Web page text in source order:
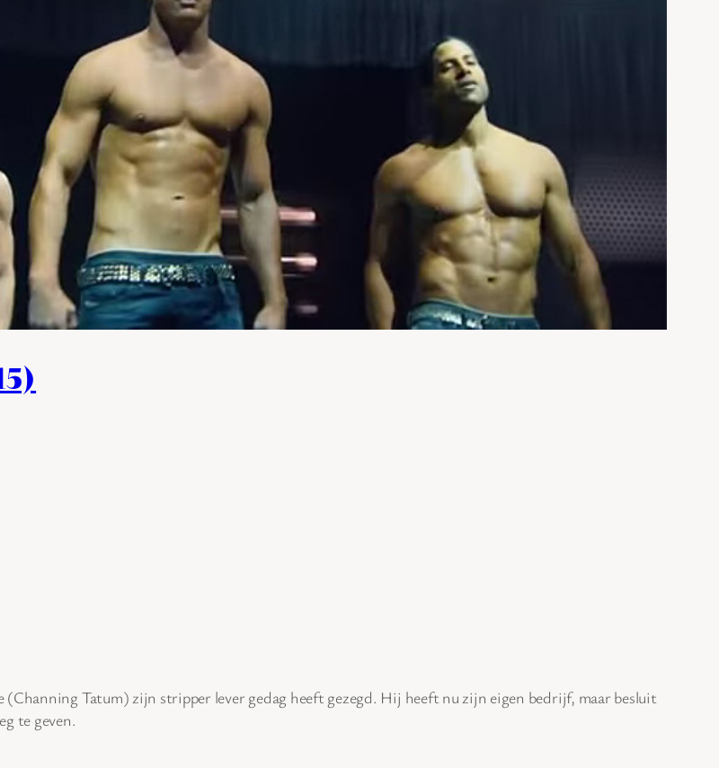
(Channing Tatum) zijn stripper lever gedag heeft gezegd. Hij heeft nu zijn eigen bedrijf, maar besluit
te geven.